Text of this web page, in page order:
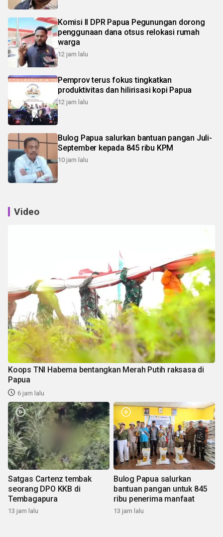
Komisi II DPR Papua Pegunungan dorong
penggunaan dana otsus relokasi rumah
warga
12 jam lalu
Pemprov terus fokus tingkatkan
produktivitas dan hilirisasi kopi Papua
12 jam lalu
Bulog Papua salurkan bantuan pangan Juli-
September kepada 845 ribu KPM
10 jam lalu
Video
Koops TNI Habema bentangkan Merah Putih raksasa di
Papua
6 jam lalu
Satgas Cartenz tembak
seorang DPO KKB di
Tembagapura
13 jam lalu
Bulog Papua salurkan
bantuan pangan untuk 845
ribu penerima manfaat
13 jam lalu